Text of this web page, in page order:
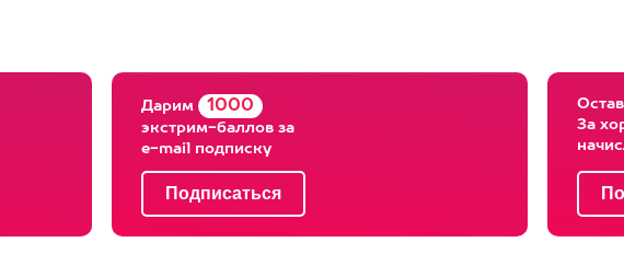
Дарим 1000
экстрим-баллов за
e-mail подписку
За